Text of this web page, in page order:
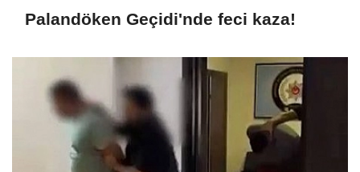
Palandöken Geçidi'nde feci kaza!